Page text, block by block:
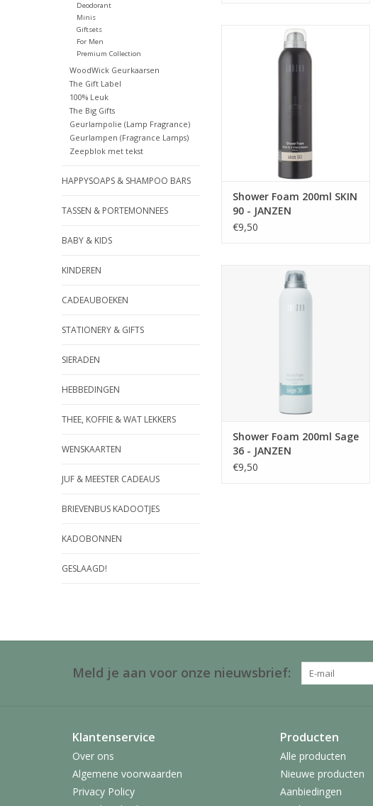
Deodorant
Minis
Giftsets
For Men
Premium Collection
WoodWick Geurkaarsen
The Gift Label
100% Leuk
The Big Gifts
Geurlampolie (Lamp Fragrance)
Geurlampen (Fragrance Lamps)
Zeepblok met tekst
HAPPYSOAPS & SHAMPOO BARS
TASSEN & PORTEMONNEES
BABY & KIDS
KINDEREN
CADEAUBOEKEN
STATIONERY & GIFTS
SIERADEN
HEBBEDINGEN
THEE, KOFFIE & WAT LEKKERS
WENSKAARTEN
JUF & MEESTER CADEAUS
BRIEVENBUS KADOOTJES
KADOBONNEN
GESLAAGD!
Opgewekt en vrolijk, dat is White
Lily & Cherry Blossom van
JANZEN. De kersenbloesem heeft
in Japan een haast heilige status.
aangename geur is de boom een
word
Shower Foam 200ml SKIN
90 - JANZEN
€9,50
Shower Foam 200ml Sage 36 -
JANZEN
TOEVOEGEN AAN WINKELWAGEN
Shower Foam 200ml Sage
36 - JANZEN
€9,50
Meld je aan voor onze nieuwsbrief:
Klantenservice
Over ons
Algemene voorwaarden
Privacy Policy
Producten
Alle producten
Nieuwe producten
Aanbiedingen